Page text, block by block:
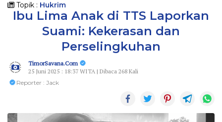
Topik : Hukrim
Ibu Lima Anak di TTS Laporkan
Suami: Kekerasan dan
Perselingkuhan
TimorSavana.Com
25 Juni 2025 : 18:37 WITA | Dibaca 268 Kali
Reporter : Jack